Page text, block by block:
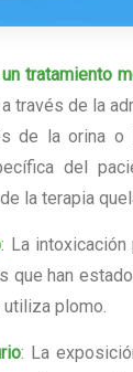
tratamiento
través de la
de la orina o
del
la terapia
: La
que han
plomo.
: La